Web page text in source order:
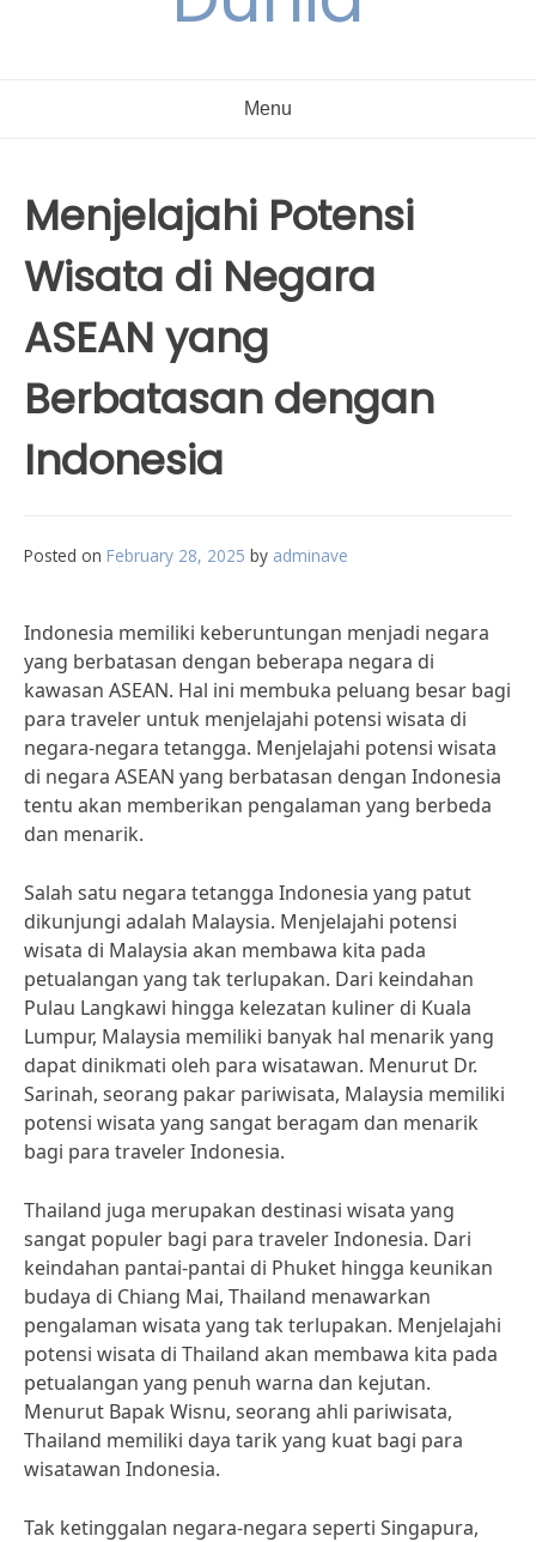
Menu
Menjelajahi Potensi
Wisata di Negara
ASEAN yang
Berbatasan dengan
Indonesia
Posted on February 28, 2025 by adminave
Indonesia memiliki keberuntungan menjadi negara
yang berbatasan dengan beberapa negara di
kawasan ASEAN. Hal ini membuka peluang besar bagi
para traveler untuk menjelajahi potensi wisata di
negara-negara tetangga. Menjelajahi potensi wisata
di negara ASEAN yang berbatasan dengan Indonesia
tentu akan memberikan pengalaman yang berbeda
dan menarik.
Salah satu negara tetangga Indonesia yang patut
dikunjungi adalah Malaysia. Menjelajahi potensi
wisata di Malaysia akan membawa kita pada
petualangan yang tak terlupakan. Dari keindahan
Pulau Langkawi hingga kelezatan kuliner di Kuala
Lumpur, Malaysia memiliki banyak hal menarik yang
dapat dinikmati oleh para wisatawan. Menurut Dr.
Sarinah, seorang pakar pariwisata, Malaysia memiliki
potensi wisata yang sangat beragam dan menarik
bagi para traveler Indonesia.
Thailand juga merupakan destinasi wisata yang
sangat populer bagi para traveler Indonesia. Dari
keindahan pantai-pantai di Phuket hingga keunikan
budaya di Chiang Mai, Thailand menawarkan
pengalaman wisata yang tak terlupakan. Menjelajahi
potensi wisata di Thailand akan membawa kita pada
petualangan yang penuh warna dan kejutan.
Menurut Bapak Wisnu, seorang ahli pariwisata,
Thailand memiliki daya tarik yang kuat bagi para
wisatawan Indonesia.
Tak ketinggalan negara-negara seperti Singapura,